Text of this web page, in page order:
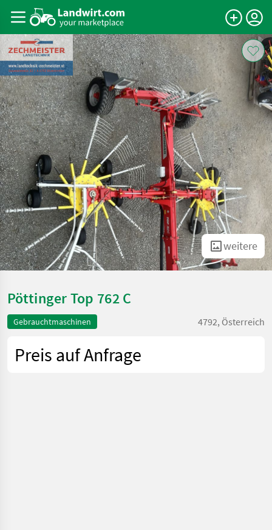
weitere
Pöttinger Top 762 C
Gebrauchtmaschinen 4792, Österreich
Preis auf Anfrage